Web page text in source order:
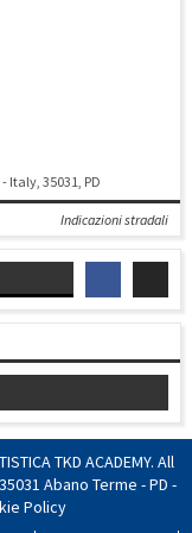
Italy, 35031, PD
Indicazioni stradali
TKD ACADEMY. All
Abano Terme - PD -
Policy